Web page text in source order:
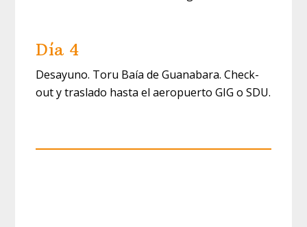
Día 4
Desayuno. Toru Baía de Guanabara. Check-
out y traslado hasta el aeropuerto GIG o SDU.